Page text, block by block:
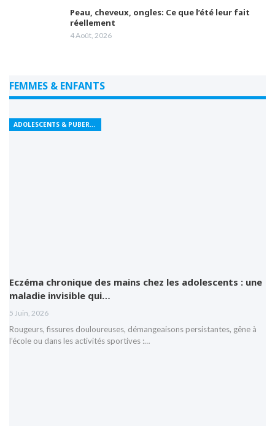
Peau, cheveux, ongles: Ce que l’été leur fait
réellement
4 Août, 2026
FEMMES & ENFANTS
ADOLESCENTS & PUBERTÉ
Eczéma chronique des mains chez les adolescents : une
maladie invisible qui…
5 Juin, 2026
Rougeurs, fissures douloureuses, démangeaisons persistantes, gêne à
l’école ou dans les activités sportives :…